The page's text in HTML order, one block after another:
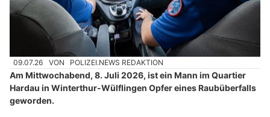
09.07.26 VON POLIZEI.NEWS REDAKTION
Am Mittwochabend, 8. Juli 2026, ist ein Mann im Quartier
Hardau in Winterthur-Wülflingen Opfer eines Raubüberfalls
geworden.